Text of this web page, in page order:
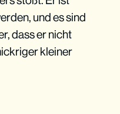
und es sind
dass er nicht
kleiner